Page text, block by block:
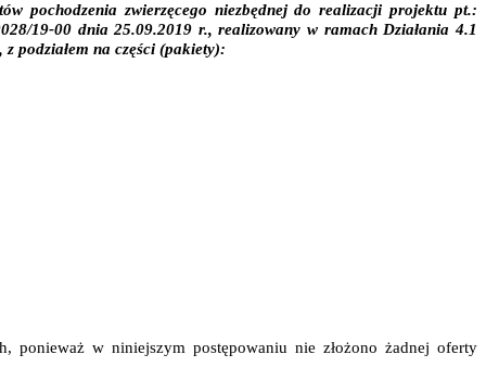
pochodzenia zwierzęcego niezbędnej do realizacji projektu pt.:
19-00 dnia 25.09.2019 r., realizowany w ramach Działania 4.1
podziałem na części (pakiety):
ponieważ w niniejszym postępowaniu nie złożono żadnej oferty